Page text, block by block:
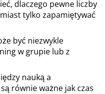
dlaczego pewne liczby
tylko zapamiętywać
być niezwykle
w grupie lub z
nauką a
równie ważne jak czas